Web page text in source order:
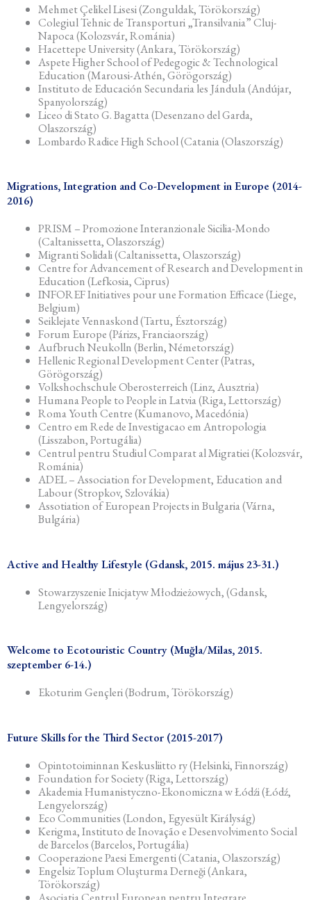
Mehmet Çelikel Lisesi (Zonguldak, Törökország)
Colegiul Tehnic de Transporturi „Transilvania” Cluj-
Napoca (Kolozsvár, Románia)
Hacettepe University (Ankara, Törökország)
Aspete Higher School of Pedegogic & Technological
Education (Marousi-Athén, Görögország)
Instituto de Educación Secundaria les Jándula (Andújar,
Spanyolország)
Liceo di Stato G. Bagatta (Desenzano del Garda,
Olaszország)
Lombardo Radice High School(Catania (Olaszország)
Migrations, Integration and Co-Development in Europe (2014-
2016)
PRISM – Promozione Interanzionale Sicilia-Mondo
(Caltanissetta, Olaszország)
Migranti Solidali (Caltanissetta, Olaszország)
Centre for Advancement of Research and Development in
Education (Lefkosia, Ciprus)
INFOREF Initiatives pour une Formation Efficace (Liege,
Belgium)
Seiklejate Vennaskond (Tartu, Észtország)
Forum Europe (Párizs, Franciaország)
Aufbruch Neukolln (Berlin, Németország)
Hellenic Regional Development Center (Patras,
Görögország)
Volkshochschule Oberosterreich (Linz, Ausztria)
Humana People to People in Latvia (Riga, Lettország)
Roma Youth Centre (Kumanovo, Macedónia)
Centro em Rede de Investigacao em Antropologia
(Lisszabon, Portugália)
Centrul pentru Studiul Comparat al Migratiei (Kolozsvár,
Románia)
ADEL – Association for Development, Education and
Labour (Stropkov, Szlovákia)
Assotiation of European Projects in Bulgaria (Várna,
Bulgária)
Active and Healthy Lifestyle (Gdansk, 2015. május 23-31.)
Stowarzyszenie Inicjatyw Młodzieżowych, (Gdansk,
Lengyelország)
Welcome to Ecotouristic Country (Muğla/Milas, 2015.
szeptember 6-14.)
Ekoturim Gençleri (Bodrum, Törökország)
Future Skills for the Third Sector (2015-2017)
Opintotoiminnan Keskusliitto ry (Helsinki, Finnország)
Foundation for Society (Riga, Lettország)
Akademia Humanistyczno-Ekonomiczna w Łódźi (Łódź,
Lengyelország)
Eco Communities (London, Egyesült Királyság)
Kerigma, Instituto de Inovação e Desenvolvimento Social
de Barcelos (Barcelos, Portugália)
Cooperazione Paesi Emergenti (Catania, Olaszország)
Engelsiz Toplum Oluşturma Derneği (Ankara,
Törökország)